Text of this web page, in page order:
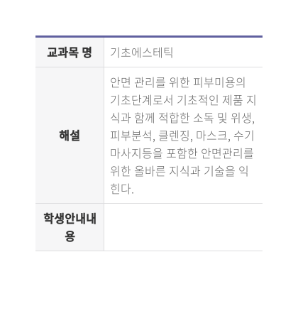
교과목 명 기초에스테틱
해설
안면 관리를 위한 피부미용의
기초단계로서 기초적인 제품 지
식과 함께 적합한 소독 및 위생,
피부분석, 클렌징, 마스크, 수기
마사지등을 포함한 안면관리를
위한 올바른 지식과 기술을 익
힌다.
학생안내내
용